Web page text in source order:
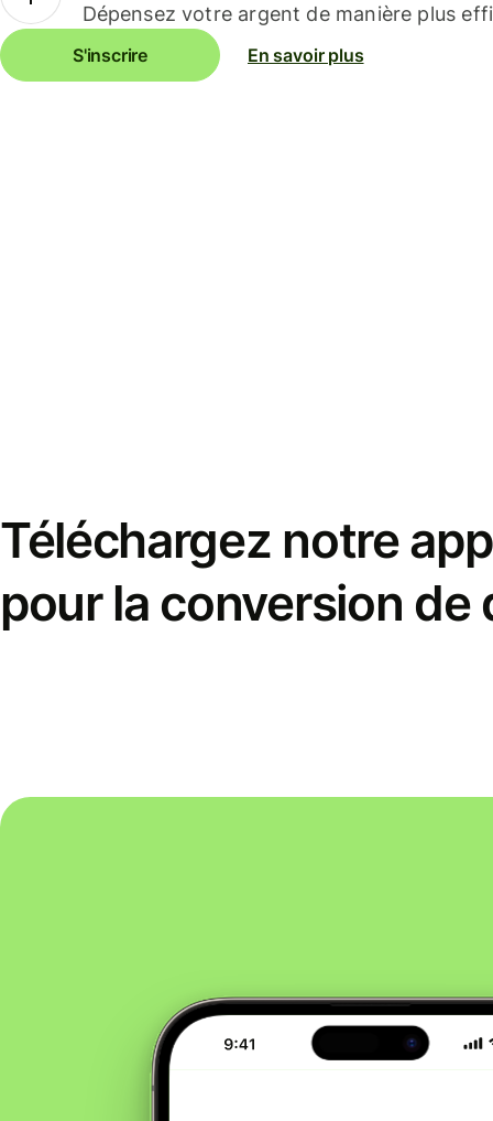
Dépensez votre argent de manière plus
S'inscrire En savoir plus
Téléchargez notre
pour la conversion de